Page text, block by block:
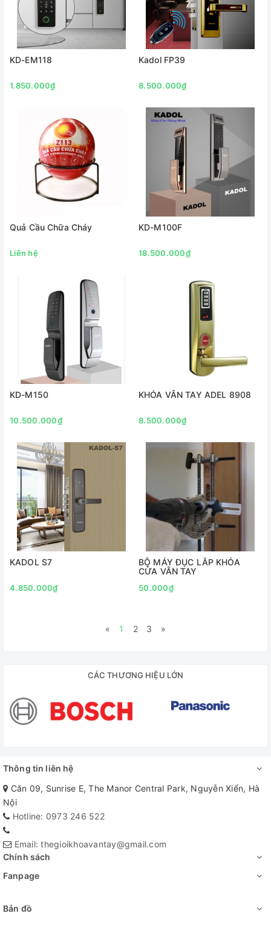
KD-EM118
1.850.000₫
Kadol FP39
8.500.000₫
Quả Cầu Chữa Cháy
Liên hệ
KD-M100F
18.500.000₫
KD-M150
10.500.000₫
KHÓA VÂN TAY ADEL 8908
8.500.000₫
KADOL S7
4.850.000₫
BỘ MÁY ĐỤC LẮP KHÓA
CỬA VÂN TAY
50.000₫
« 1 2 3 »
CÁC THƯƠNG HIỆU LỚN
Thông tin liên hệ
Căn 09, Sunrise E, The Manor Central Park, Nguyễn Xiển, Hà
Nội
Hotline: 0973 246 522
Email: thegioikhoavantay@gmail.com
Chính sách
Fanpage
Bản đồ